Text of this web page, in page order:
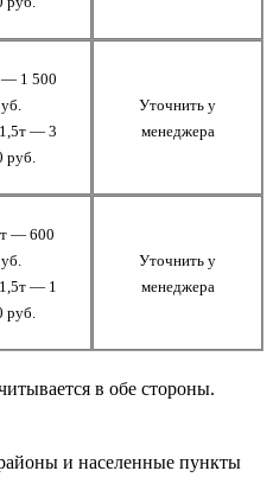
— 1 500
— 3
руб.
Уточнить у
менеджера
— 600
— 1
руб.
Уточнить у
менеджера
в обе стороны.
и населенные пункты